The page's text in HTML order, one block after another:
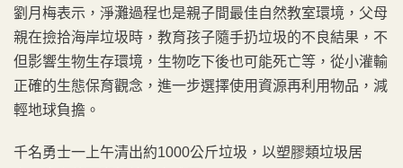
劉月梅表示，淨灘過程也是親子間最佳自然教室環境，父母
親在撿拾海岸垃圾時，教育孩子隨手扔垃圾的不良結果，不
但影響生物生存環境，生物吃下後也可能死亡等，從小灌輸
正確的生態保育觀念，進一步選擇使用資源再利用物品，減
輕地球負擔。
千名勇士一上午清出約1000公斤垃圾，以塑膠類垃圾居